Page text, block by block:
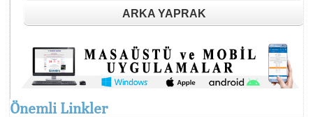
ARKA YAPRAK
Önemli Linkler